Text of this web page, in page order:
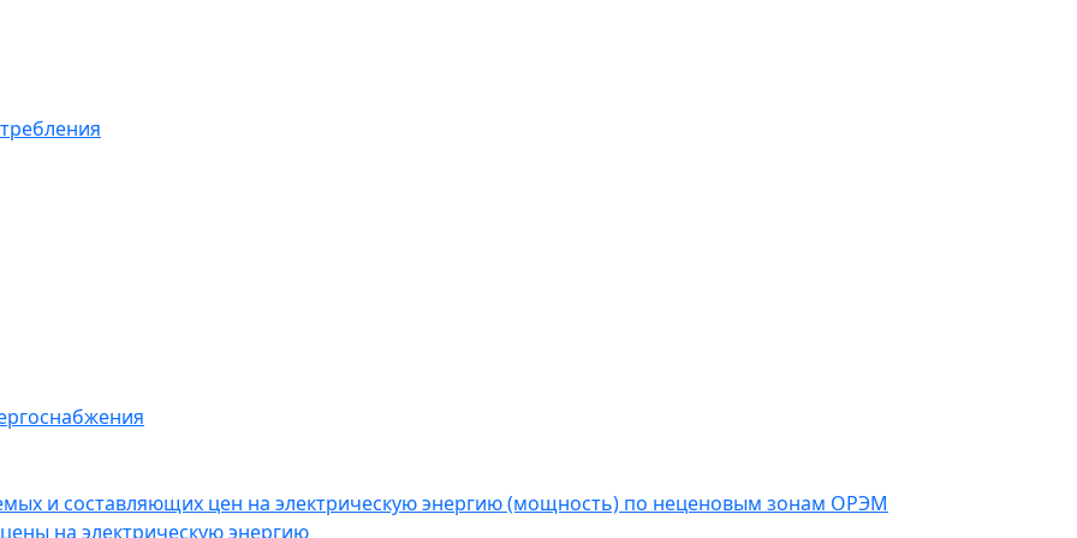
и составляющих цен на электрическую энергию (мощность) по неценовым зонам ОРЭМ
на электрическую энергию